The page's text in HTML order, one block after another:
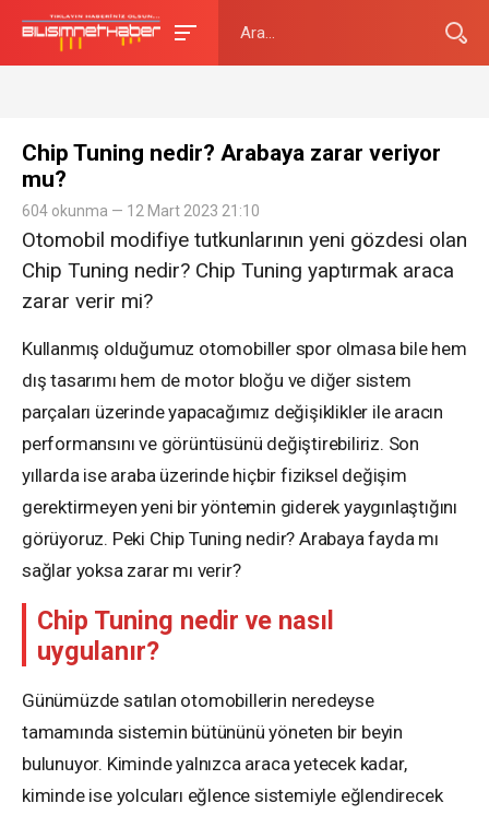
Chip Tuning nedir? Arabaya zarar veriyor
mu?
604 okunma — 12 Mart 2023 21:10
Otomobil modifiye tutkunlarının yeni gözdesi olan
Chip Tuning nedir? Chip Tuning yaptırmak araca
zarar verir mi?
Kullanmış olduğumuz otomobiller spor olmasa bile hem
dış tasarımı hem de motor bloğu ve diğer sistem
parçaları üzerinde yapacağımız değişiklikler ile aracın
performansını ve görüntüsünü değiştirebiliriz. Son
yıllarda ise araba üzerinde hiçbir fiziksel değişim
gerektirmeyen yeni bir yöntemin giderek yaygınlaştığını
görüyoruz. Peki Chip Tuning nedir? Arabaya fayda mı
sağlar yoksa zarar mı verir?
Chip Tuning nedir ve nasıl
uygulanır?
Günümüzde satılan otomobillerin neredeyse
tamamında sistemin bütününü yöneten bir beyin
bulunuyor. Kiminde yalnızca araca yetecek kadar,
kiminde ise yolcuları eğlence sistemiyle eğlendirecek